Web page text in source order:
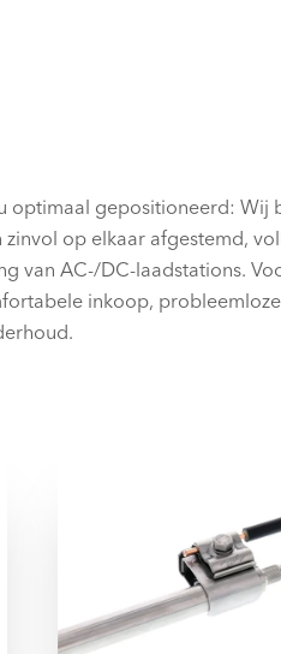
optimaal gepositioneerd: Wij
zinvol op elkaar afgestemd,
van AC-/DC-laadstations.
inkoop,